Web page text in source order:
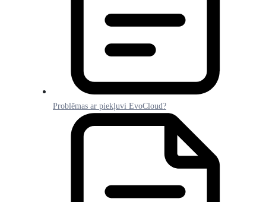
Problēmas ar piekļuvi EvoCloud?